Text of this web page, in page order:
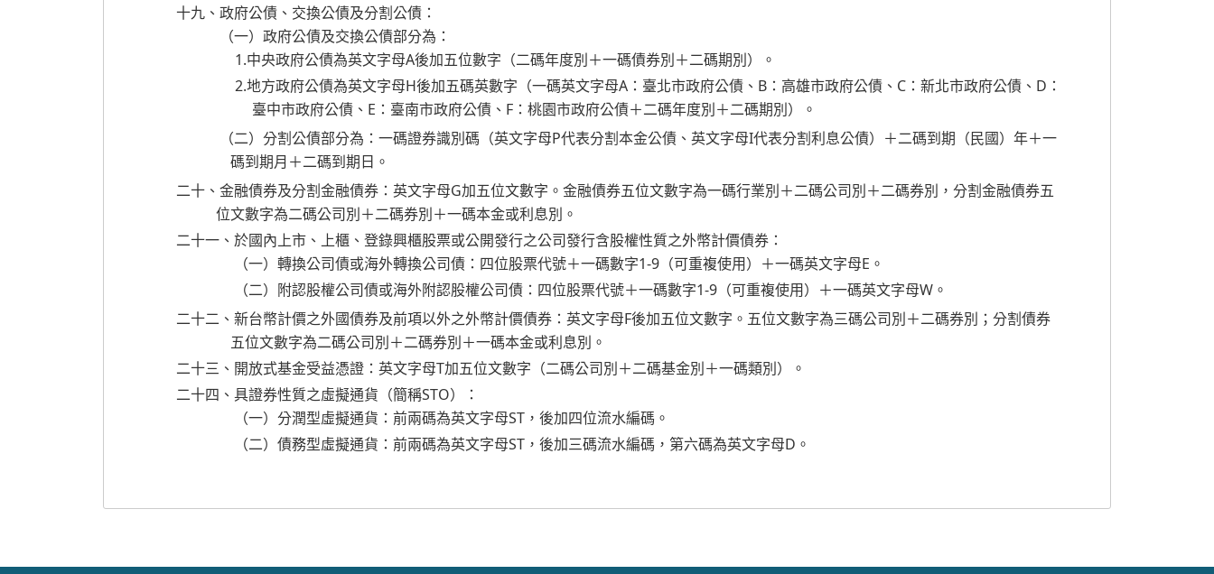
十九、政府公債、交換公債及分割公債：
（一）政府公債及交換公債部分為：
1.中央政府公債為英文字母A後加五位數字（二碼年度別＋一碼債券別＋二碼期別）。
2.地方政府公債為英文字母H後加五碼英數字（一碼英文字母A：臺北市政府公債、B：高雄市政府公債、C：新北市政府公債、D：
臺中市政府公債、E：臺南市政府公債、F：桃園市政府公債＋二碼年度別＋二碼期別）。
（二）分割公債部分為：一碼證券識別碼（英文字母P代表分割本金公債、英文字母I代表分割利息公債）＋二碼到期（民國）年＋一
碼到期月＋二碼到期日。
二十、金融債券及分割金融債券：英文字母G加五位文數字。金融債券五位文數字為一碼行業別＋二碼公司別＋二碼券別，分割金融債券五
位文數字為二碼公司別＋二碼券別＋一碼本金或利息別。
二十一、於國內上市、上櫃、登錄興櫃股票或公開發行之公司發行含股權性質之外幣計價債券：
（一）轉換公司債或海外轉換公司債：四位股票代號＋一碼數字1-9（可重複使用）＋一碼英文字母E。
（二）附認股權公司債或海外附認股權公司債：四位股票代號＋一碼數字1-9（可重複使用）＋一碼英文字母W。
二十二、新台幣計價之外國債券及前項以外之外幣計價債券：英文字母F後加五位文數字。五位文數字為三碼公司別＋二碼券別；分割債券
五位文數字為二碼公司別＋二碼券別＋一碼本金或利息別。
二十三、開放式基金受益憑證：英文字母T加五位文數字（二碼公司別＋二碼基金別＋一碼類別）。
二十四、具證券性質之虛擬通貨（簡稱STO）：
（一）分潤型虛擬通貨：前兩碼為英文字母ST，後加四位流水編碼。
（二）債務型虛擬通貨：前兩碼為英文字母ST，後加三碼流水編碼，第六碼為英文字母D。